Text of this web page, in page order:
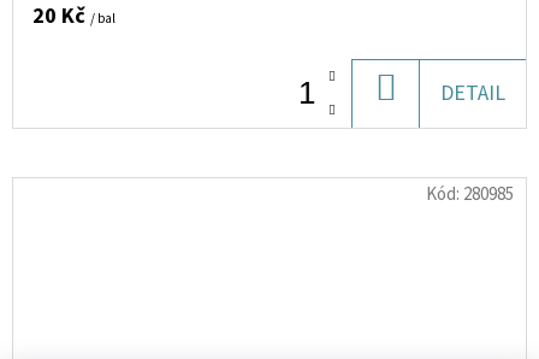
20 Kč / bal
KOŠÍKU
DETAIL
Kód: 280985